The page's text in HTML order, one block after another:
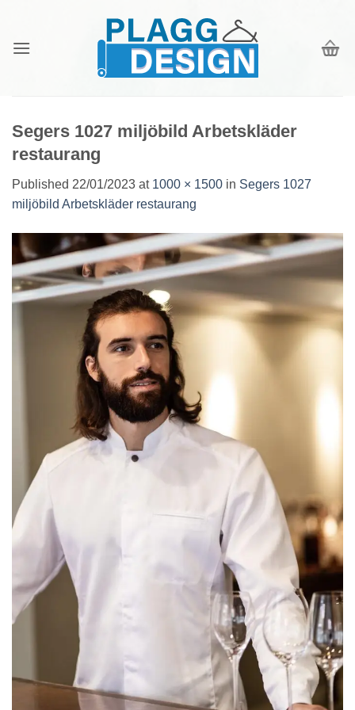
content
Segers 1027 miljöbild Arbetskläder
restaurang
Published 22/01/2023 at 1000 × 1500 in Segers 1027
miljöbild Arbetskläder restaurang